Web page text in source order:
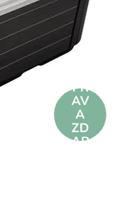
PR
AV
A
ZD
AR